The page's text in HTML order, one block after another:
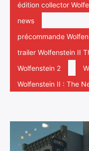
édition collector
news
précommande
trailer Wolfenstein II
Wolfenstein 2
Wolfenstein II : The